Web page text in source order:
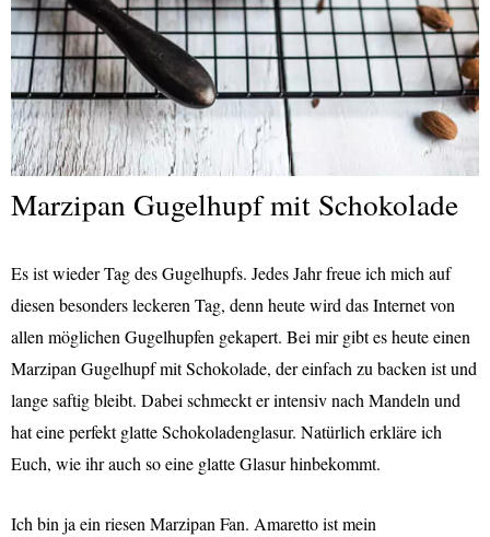
Marzipan Gugelhupf mit Schokolade
Es ist wieder Tag des Gugelhupfs. Jedes Jahr freue ich mich auf
diesen besonders leckeren Tag, denn heute wird das Internet von
allen möglichen Gugelhupfen gekapert. Bei mir gibt es heute einen
Marzipan Gugelhupf mit Schokolade, der einfach zu backen ist und
lange saftig bleibt. Dabei schmeckt er intensiv nach Mandeln und
hat eine perfekt glatte Schokoladenglasur. Natürlich erkläre ich
Euch, wie ihr auch so eine glatte Glasur hinbekommt.
Ich bin ja ein riesen Marzipan Fan. Amaretto ist mein